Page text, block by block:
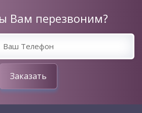
Вам перезвоним?
Заказать